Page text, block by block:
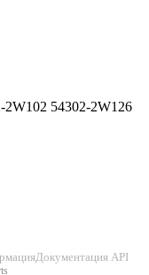
2W102 54302-2W126
Документация API